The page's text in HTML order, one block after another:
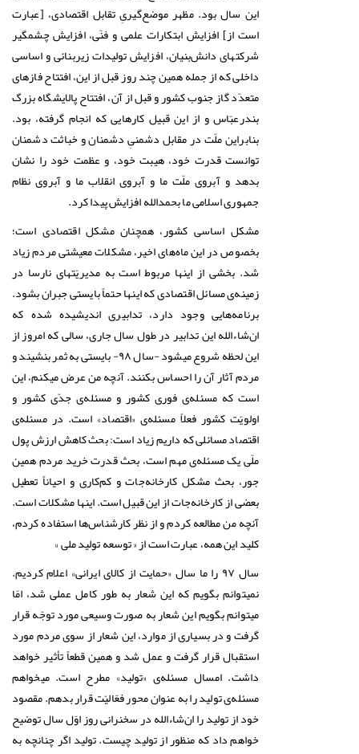
این سال بود. مظهر موضع‌گیریِ تقابل اقتصادی، [عبارت
است از] افزایش ابتکارات علمی و فنّی، افزایش چشمگیر
شرکتهای دانش‌بنیان، افزایش تولیدات زیربنائی و اساسی
داخلی که از جمله همین چند روز قبل از این، افتتاح فازهای
متعدّد گاز جنوب کشور و قبل از آن، افتتاح پالایشگاه بزرگ
بندرعبّاس و از این قبیل کارهایی که انجام گرفته، بود.
بنابراین ملّت در مقابل دشمنیِ دشمنان و خباثت دشمنان
توانست قدرت خود، هیبت خود، و عظمت خود را نشان
بدهد و آبروی ملّت ما و آبروی انقلاب ما و آبروی نظام
جمهوری اسلامی ما بحمدالله افزایش پیدا کرد.
مشکل اساسی کشور، همچنان مشکل اقتصادی است؛
بخصوص در این ماه‌های اخیر، مشکلات معیشتی مردم زیاد
شد. بخشی از اینها مربوط است به مدیریّتهای نارسا در
زمینه‌ی مسائل اقتصادی که اینها حتماً بایستی جبران بشود.
برنامه‌هایی وجود دارد، تدابیری اندیشیده شده که
ان‌شاءالله این تدابیر در طول سال جاری، سالی که امروز از
این لحظه شروع میشود -سال ۹۸- بایستی به ثمر بنشیند و
مردم آثار آن را احساس بکنند. آنچه من عرض میکنم، این
است که مسئله‌ی فوری کشور و مسئله‌ی جدّی کشور و
اولویّت کشور فعلاً مسئله‌ی «اقتصاد» است. در مسئله‌ی
اقتصاد مسائلی که داریم زیاد است: بحث کاهش ارزش پول
ملّی یک مسئله‌ی مهم است، بحث قدرت خرید مردم همین
جور، بحث مشکل کارخانه‌جات و کم‌کاری و احیاناً تعطیل
بعضی از کارخانه‌جات از این قبیل است. اینها مشکلات است.
آنچه من مطالعه کردم و از نظر کارشناس‌ها استفاده کردم،
کلید این همه، عبارت است از « توسعه تولید ملی »
سال ۹۷ را ما سال «حمایت از کالای ایرانی» اعلام کردیم.
نمیتوانم بگویم که این شعار به طور کامل عملی شد، امّا
میتوانم بگویم این شعار به صورت وسیعی مورد توجّه قرار
گرفت و در بسیاری از موارد، این شعار از سوی مردم مورد
استقبال قرار گرفت و عمل شد و همین قطعاً تأثیر خواهد
داشت. امسال مسئله‌ی «تولید» مطرح است. میخواهم
مسئله‌ی تولید را به عنوان محور فعّالیّت قرار بدهم. مقصود
خود از تولید را ان‌شاءالله در سخنرانی روز اوّل سال توضیح
خواهم داد که منظور از تولید چیست. تولید اگر چنانچه به